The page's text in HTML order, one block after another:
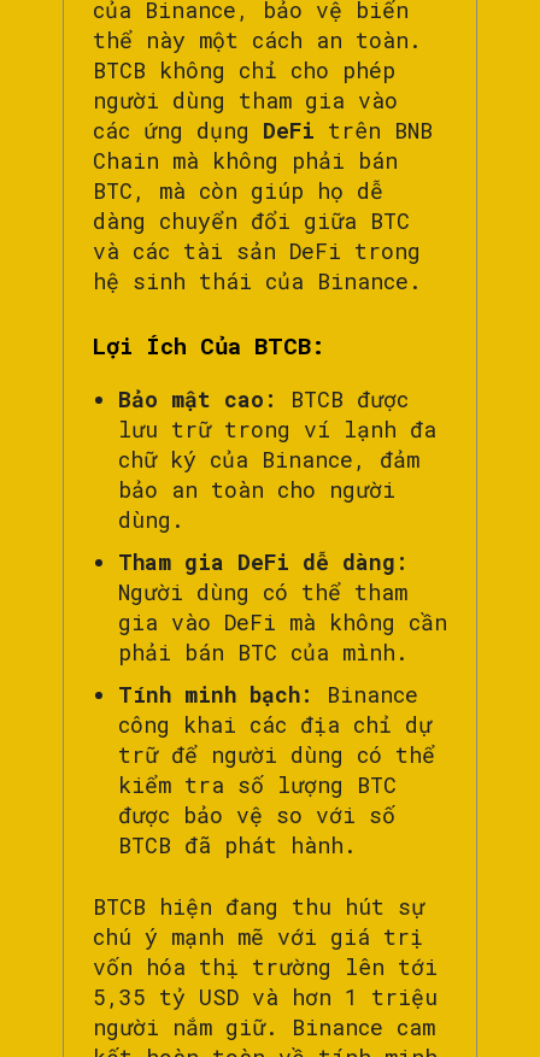
của Binance, bảo vệ biến
thể này một cách an toàn.
BTCB không chỉ cho phép
người dùng tham gia vào
các ứng dụng DeFi trên BNB
Chain mà không phải bán
BTC, mà còn giúp họ dễ
dàng chuyển đổi giữa BTC
và các tài sản DeFi trong
hệ sinh thái của Binance.
Lợi Ích Của BTCB:
Bảo mật cao:
BTCB được
lưu trữ trong ví lạnh đa
chữ ký của Binance, đảm
bảo an toàn cho người
dùng.
Tham gia DeFi dễ dàng:
Người dùng có thể tham
gia vào DeFi mà không cần
phải bán BTC của mình.
Tính minh bạch:
Binance
công khai các địa chỉ dự
trữ để người dùng có thể
kiểm tra số lượng BTC
được bảo vệ so với số
BTCB đã phát hành.
BTCB hiện đang thu hút sự
chú ý mạnh mẽ với giá trị
vốn hóa thị trường lên tới
5,35 tỷ USD và hơn 1 triệu
người nắm giữ. Binance cam